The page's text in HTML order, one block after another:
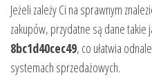
Jeżeli zależy Ci na sprawnym
zakupów, przydatne są dane takie
8bc1d40cec49, co ułatwia
systemach sprzedażowych.